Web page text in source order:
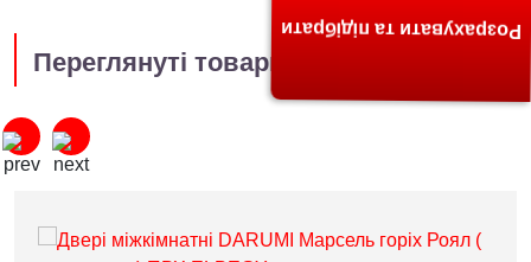
Переглянуті товари
Розрахувати та підібрати